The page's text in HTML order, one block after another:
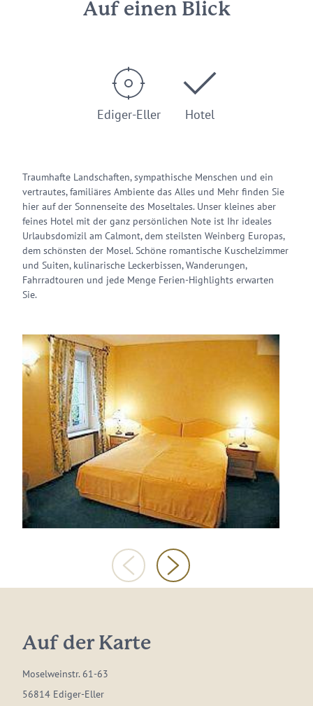
Auf einen Blick
Ediger-Eller Hotel
Traumhafte Landschaften, sympathische Menschen und ein
vertrautes, familiäres Ambiente das Alles und Mehr finden Sie
hier auf der Sonnenseite des Moseltales. Unser kleines aber
feines Hotel mit der ganz persönlichen Note ist Ihr ideales
Urlaubsdomizil am Calmont, dem steilsten Weinberg Europas,
dem schönsten der Mosel. Schöne romantische Kuschelzimmer
und Suiten, kulinarische Leckerbissen, Wanderungen,
Fahrradtouren und jede Menge Ferien-Highlights erwarten
Sie.
Auf der Karte
Moselweinstr. 61-63
56814 Ediger-Eller